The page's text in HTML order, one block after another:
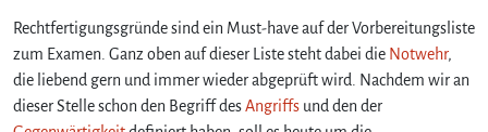
Rechtfertigungsgründe sind ein Must-have auf der Vorbereitungsliste
zum Examen. Ganz oben auf dieser Liste steht dabei die Notwehr,
die liebend gern und immer wieder abgeprüft wird. Nachdem wir an
dieser Stelle schon den Begriff desAngriffs und den der